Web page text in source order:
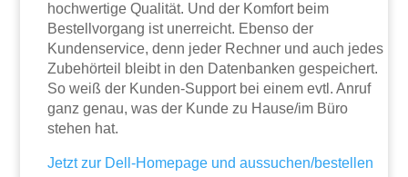
hochwertige Qualität. Und der Komfort beim
Bestellvorgang ist unerreicht. Ebenso der
Kundenservice, denn jeder Rechner und auch jedes
Zubehörteil bleibt in den Datenbanken gespeichert.
So weiß der Kunden-Support bei einem evtl. Anruf
ganz genau, was der Kunde zu Hause/im Büro
stehen hat.
Jetzt zur Dell-Homepage und aussuchen/bestellen